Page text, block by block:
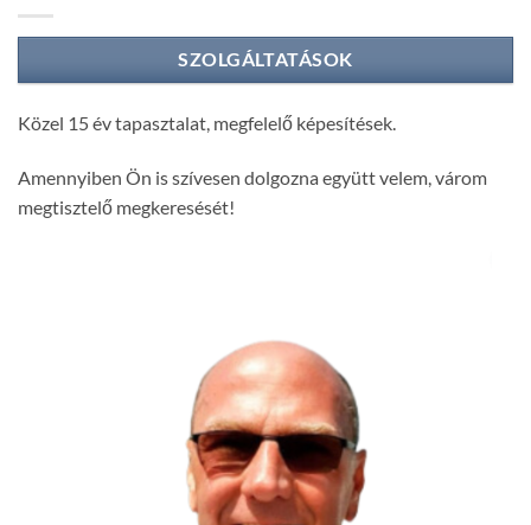
SZOLGÁLTATÁSOK
Közel 15 év tapasztalat, megfelelő képesítések.
Amennyiben Ön is szívesen dolgozna együtt velem, várom
megtisztelő megkeresését!